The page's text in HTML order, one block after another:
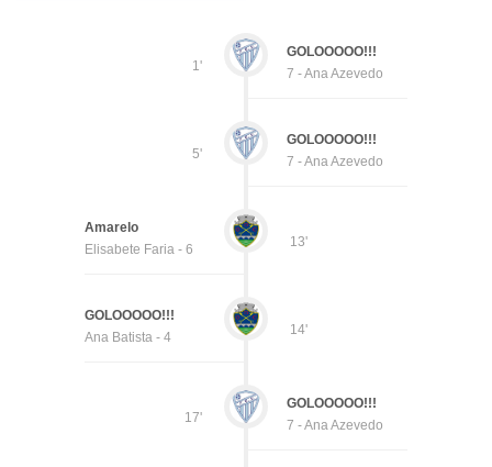
1'
GOLOOOOO!!!
7 - Ana Azevedo
5'
GOLOOOOO!!!
7 - Ana Azevedo
13'
Amarelo
Elisabete Faria - 6
14'
GOLOOOOO!!!
Ana Batista - 4
17'
GOLOOOOO!!!
7 - Ana Azevedo